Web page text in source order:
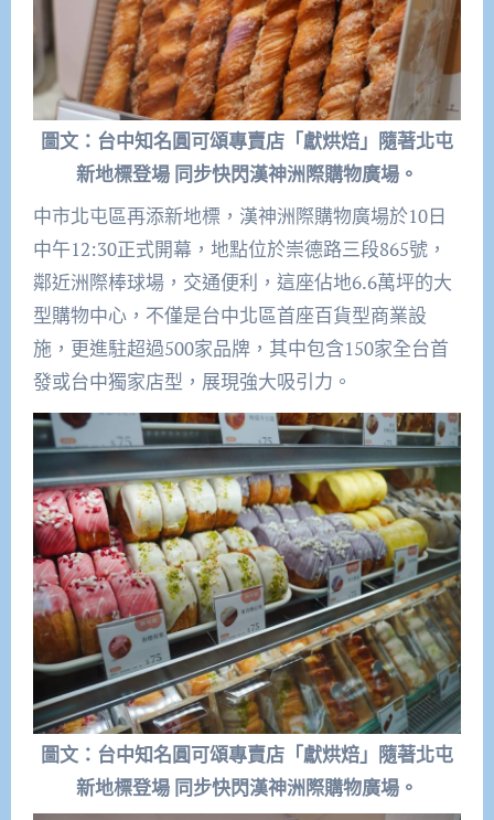
圖文：台中知名圓可頌專賣店「獻烘焙」隨著北屯
新地標登場 同步快閃漢神洲際購物廣場。
中市北屯區再添新地標，漢神洲際購物廣場於10日
中午12:30正式開幕，地點位於崇德路三段865號，
鄰近洲際棒球場，交通便利，這座佔地6.6萬坪的大
型購物中心，不僅是台中北區首座百貨型商業設
施，更進駐超過500家品牌，其中包含150家全台首
發或台中獨家店型，展現強大吸引力。
圖文：台中知名圓可頌專賣店「獻烘焙」隨著北屯
新地標登場 同步快閃漢神洲際購物廣場。